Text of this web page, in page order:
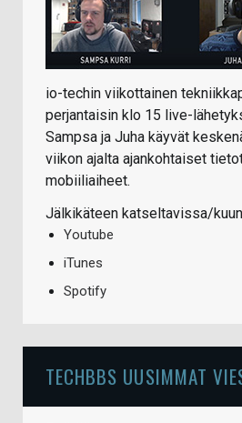
io-techin viikottainen
perjantaisin klo 15 live-
Sampsa ja Juha käyvät
viikon ajalta ajankohtaiset
mobiiliaiheet.
Jälkikäteen katseltavissa/
Youtube
iTunes
Spotify
TECHBBS UUSIMMAT